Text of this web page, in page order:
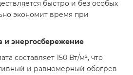
быстро и без особых
экономит время при
и энергосбережение
составляет 150 Вт/м², что
и равномерный обогрев